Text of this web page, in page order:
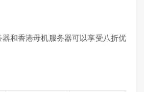
和香港母机服务器可以享受八折优